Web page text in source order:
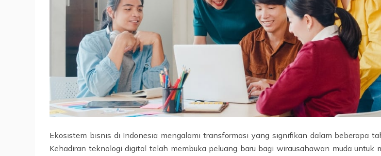
Ekosistem bisnis di Indonesia mengalami transformasi yang signifikan dalam beberapa
Kehadiran teknologi digital telah membuka peluang baru bagi wirausahawan muda untuk